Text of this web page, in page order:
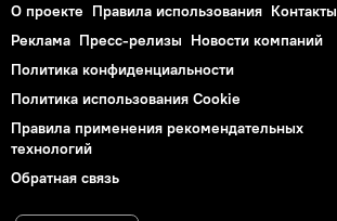
О проекте Правила использования Контакты
Реклама Пресс-релизы Новости компаний
Политика конфиденциальности
Политика использования Cookie
Правила применения рекомендательных
технологий
Обратная связь